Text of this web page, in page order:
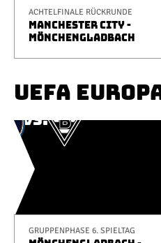
ACHTELFINALE RÜCKRUNDE
MANCHESTER CITY -
MÖNCHENGLADBACH
UEFA
GRUPPENPHASE 6. SPIELTAG